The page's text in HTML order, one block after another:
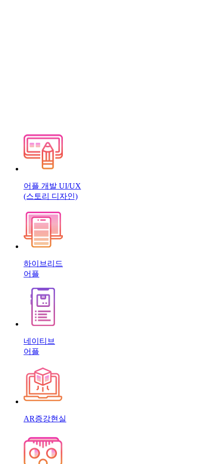
어플 개발 UI/UX
(스토리 디자인)
하이브리드
어플
네이티브
어플
AR증강현실